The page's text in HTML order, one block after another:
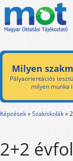
Milyen
Pályaorientációs
milyen munka
Képzések»Szakiskolák»
2+2